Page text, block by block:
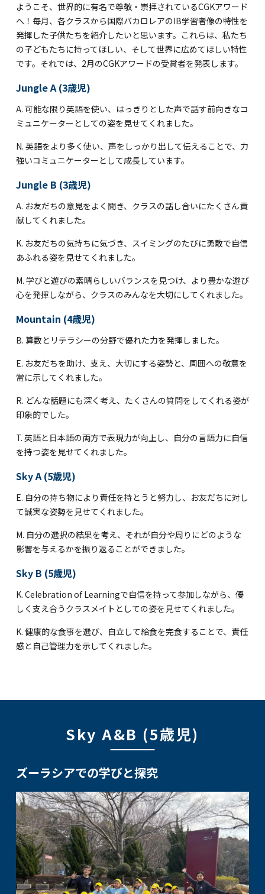
ようこそ、世界的に有名で尊敬・崇拝されているCGKアワード
へ！毎月、各クラスから国際バカロレアのIB学習者像の特性を
発揮した子供たちを紹介したいと思います。これらは、私たち
の子どもたちに持ってほしい、そして世界に広めてほしい特性
です。それでは、2月のCGKアワードの受賞者を発表します。
Jungle A (3歳児)
A. 可能な限り英語を使い、はっきりとした声で話す前向きなコ
ミュニケーターとしての姿を見せてくれました。
N. 英語をより多く使い、声をしっかり出して伝えることで、力
強いコミュニケーターとして成長しています。
Jungle B (3歳児)
A. お友だちの意見をよく聞き、クラスの話し合いにたくさん貢
献してくれました。
K. お友だちの気持ちに気づき、スイミングのたびに勇敢で自信
あふれる姿を見せてくれました。
M. 学びと遊びの素晴らしいバランスを見つけ、より豊かな遊び
心を発揮しながら、クラスのみんなを大切にしてくれました。
Mountain (4歳児)
B. 算数とリテラシーの分野で優れた力を発揮しました。
E. お友だちを助け、支え、大切にする姿勢と、周囲への敬意を
常に示してくれました。
R. どんな話題にも深く考え、たくさんの質問をしてくれる姿が
印象的でした。
T. 英語と日本語の両方で表現力が向上し、自分の言語力に自信
を持つ姿を見せてくれました。
Sky A (5歳児)
E. 自分の持ち物により責任を持とうと努力し、お友だちに対し
て誠実な姿勢を見せてくれました。
M. 自分の選択の結果を考え、それが自分や周りにどのような
影響を与えるかを振り返ることができました。
Sky B (5歳児)
K. Celebration of Learningで自信を持って参加しながら、優
しく支え合うクラスメイトとしての姿を見せてくれました。
K. 健康的な食事を選び、自立して給食を完食することで、責任
感と自己管理力を示してくれました。
Sky A&B (5歳児)
ズーラシアでの学びと探究